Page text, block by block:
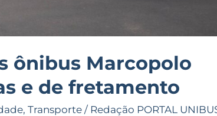
ônibus Marcopolo
e de fretamento
, Transporte / Redação PORTAL